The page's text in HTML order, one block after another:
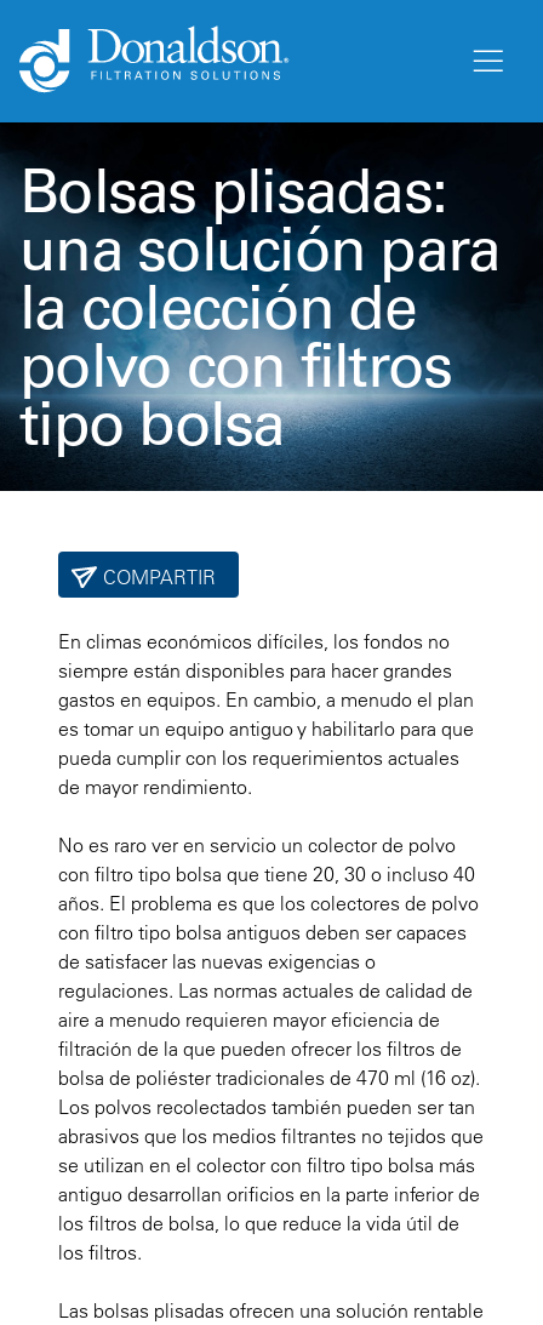
Bolsas plisadas:
una solución para
la colección de
polvo con filtros
tipo bolsa
COMPARTIR
En climas económicos difíciles, los fondos no
siempre están disponibles para hacer grandes
gastos en equipos. En cambio, a menudo el plan
es tomar un equipo antiguo y habilitarlo para que
pueda cumplir con los requerimientos actuales
de mayor rendimiento.
No es raro ver en servicio un colector de polvo
con filtro tipo bolsa que tiene 20, 30 o incluso 40
años. El problema es que los colectores de polvo
con filtro tipo bolsa antiguos deben ser capaces
de satisfacer las nuevas exigencias o
regulaciones. Las normas actuales de calidad de
aire a menudo requieren mayor eficiencia de
filtración de la que pueden ofrecer los filtros de
bolsa de poliéster tradicionales de 470 ml (16 oz).
Los polvos recolectados también pueden ser tan
abrasivos que los medios filtrantes no tejidos que
se utilizan en el colector con filtro tipo bolsa más
antiguo desarrollan orificios en la parte inferior de
los filtros de bolsa, lo que reduce la vida útil de
los filtros.
Las bolsas plisadas ofrecen una solución rentable